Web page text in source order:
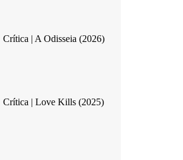
Crítica | A Odisseia (2026)
Crítica | Love Kills (2025)